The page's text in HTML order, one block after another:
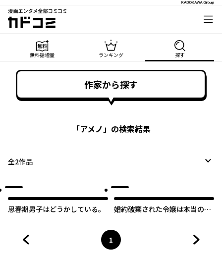
漫画エンタメ全部コミコミ
カドコミ
無料話増量 ランキング 探す
作家から探す
「アメノ」の検索結果
全2作品
思春期男子はどうかしている。
婚約破棄された令嬢は本当の愛
す！アンソロジーコミック
ページ
1
へ